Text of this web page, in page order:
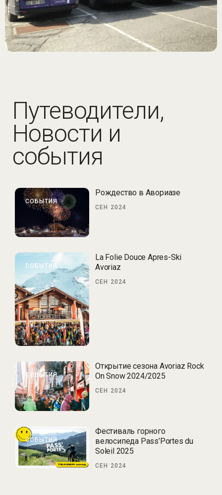
Путеводители,
Новости и
события
СОБЫТИЯ
Рождество в Авориазе
СЕН 2024
СОБЫТИЯ
La Folie Douce Apres-Ski
Avoriaz
СЕН 2024
СОБЫТИЯ
Открытие сезона Avoriaz Rock
On Snow 2024/2025
СЕН 2024
СОБЫТИЯ
Фестиваль горного
велосипеда Pass’Portes du
Soleil 2025
СЕН 2024